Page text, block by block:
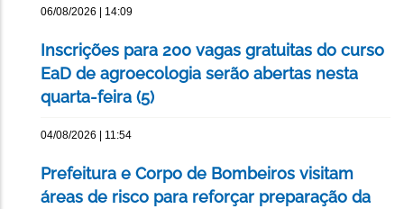
06/08/2026 | 14:09
Inscrições para 200 vagas gratuitas do curso
EaD de agroecologia serão abertas nesta
quarta-feira (5)
04/08/2026 | 11:54
Prefeitura e Corpo de Bombeiros visitam
áreas de risco para reforçar preparação da